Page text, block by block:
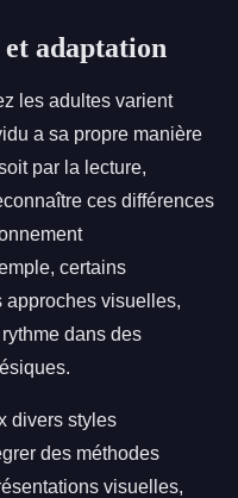
adaptation
les adultes varient
a sa propre manière
par la lecture,
ces différences
certains
approches visuelles,
dans des
divers styles
des méthodes
visuelles,